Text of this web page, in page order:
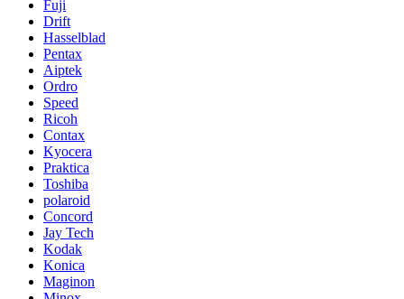
Fuji
Drift
Hasselblad
Pentax
Aiptek
Ordro
Speed
Ricoh
Contax
Kyocera
Praktica
Toshiba
polaroid
Concord
Jay Tech
Kodak
Konica
Maginon